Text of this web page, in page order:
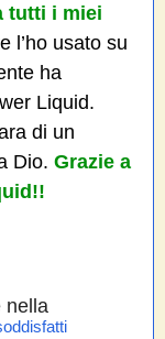
tutti i miei
l’ho usato su
ha
Liquid.
di un
Dio. Grazie a
nella